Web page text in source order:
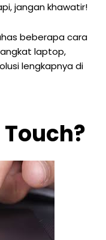
jangan khawatir!
beberapa cara
laptop,
lengkapnya di